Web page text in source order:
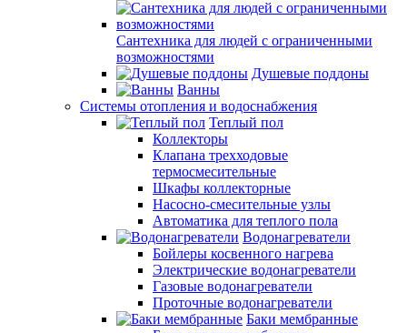
Сантехника для людей с ограниченными
возможностями
Душевые поддоны
Ванны
Системы отопления и водоснабжения
Теплый пол
Коллекторы
Клапана трехходовые
термосмесительные
Шкафы коллекторные
Насосно-смесительные узлы
Автоматика для теплого пола
Водонагреватели
Бойлеры косвенного нагрева
Электрические водонагреватели
Газовые водонагреватели
Проточные водонагреватели
Баки мембранные